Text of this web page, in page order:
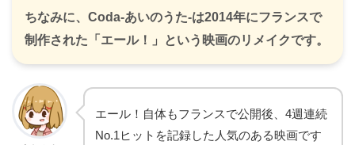
ちなみに、Coda-あいのうた-は2014年にフランスで
制作された「エール！」という映画のリメイクです。
エール！自体もフランスで公開後、4週連続
No.1ヒットを記録した人気のある映画です